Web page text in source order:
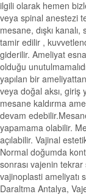
ilgili olarak hemen
veya spinal anestezi
mesane, dışkı
tamir edilir ,
giderilir. Ameliyat
olduğu
yapılan bir
veya doğal aksı, giriş
mesane kaldırma
devam
yapamama olabilir.
açılabilir. Vajinal
Normal doğumda
sonrası vajenin
vajinoplasti ameliyatı
Daraltma Antalya,